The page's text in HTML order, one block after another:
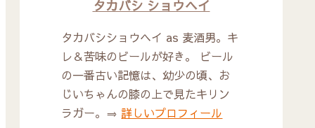
タカバシ ショウヘイ
タカバシショウヘイ as 麦酒男。キ
レ＆苦味のビールが好き。 ビール
の一番古い記憶は、幼少の頃、お
じいちゃんの膝の上で見たキリン
ラガー。⇒詳しいプロフィール